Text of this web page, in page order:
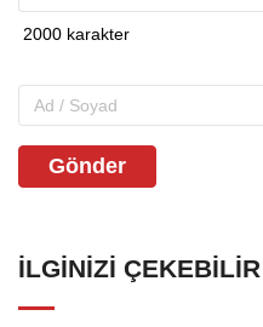
Gönder
İLGINIZI ÇEKEBILIR